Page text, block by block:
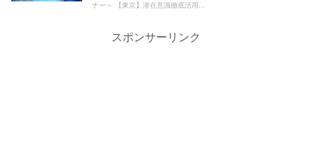
ナー＞ 【東京】潜在意識徹底活用...
スポンサーリンク